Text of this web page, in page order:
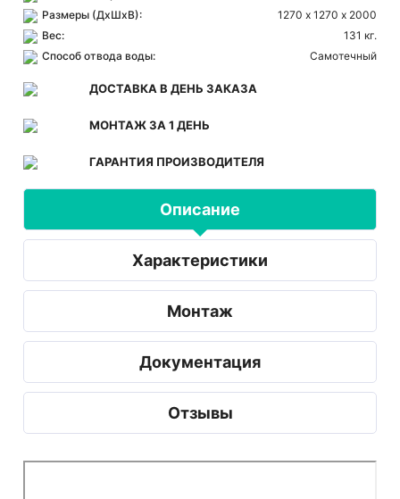
Размеры (ДхШхВ):
1270 х 1270 х 2000
Вес:
131 кг.
Способ отвода воды:
Самотечный
ДОСТАВКА В ДЕНЬ ЗАКАЗА
МОНТАЖ ЗА 1 ДЕНЬ
ГАРАНТИЯ ПРОИЗВОДИТЕЛЯ
Описание
Характеристики
Монтаж
Документация
Отзывы